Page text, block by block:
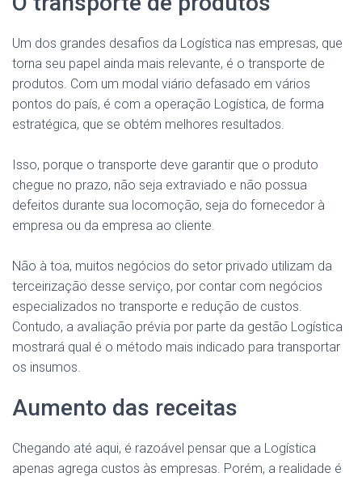
Um dos grandes desafios da Logística nas empresas, que
torna seu papel ainda mais relevante, é o transporte de
produtos. Com um modal viário defasado em vários
pontos do país, é com a operação Logística, de forma
estratégica, que se obtém melhores resultados.
Isso, porque o transporte deve garantir que o produto
chegue no prazo, não seja extraviado e não possua
defeitos durante sua locomoção, seja do fornecedor à
empresa ou da empresa ao cliente.
Não à toa, muitos negócios do setor privado utilizam da
terceirização desse serviço, por contar com negócios
especializados no transporte e redução de custos.
Contudo, a avaliação prévia por parte da gestão Logística
mostrará qual é o método mais indicado para transportar
os insumos.
Aumento das receitas
Chegando até aqui, é razoável pensar que a Logística
apenas agrega custos às empresas. Porém, a realidade é